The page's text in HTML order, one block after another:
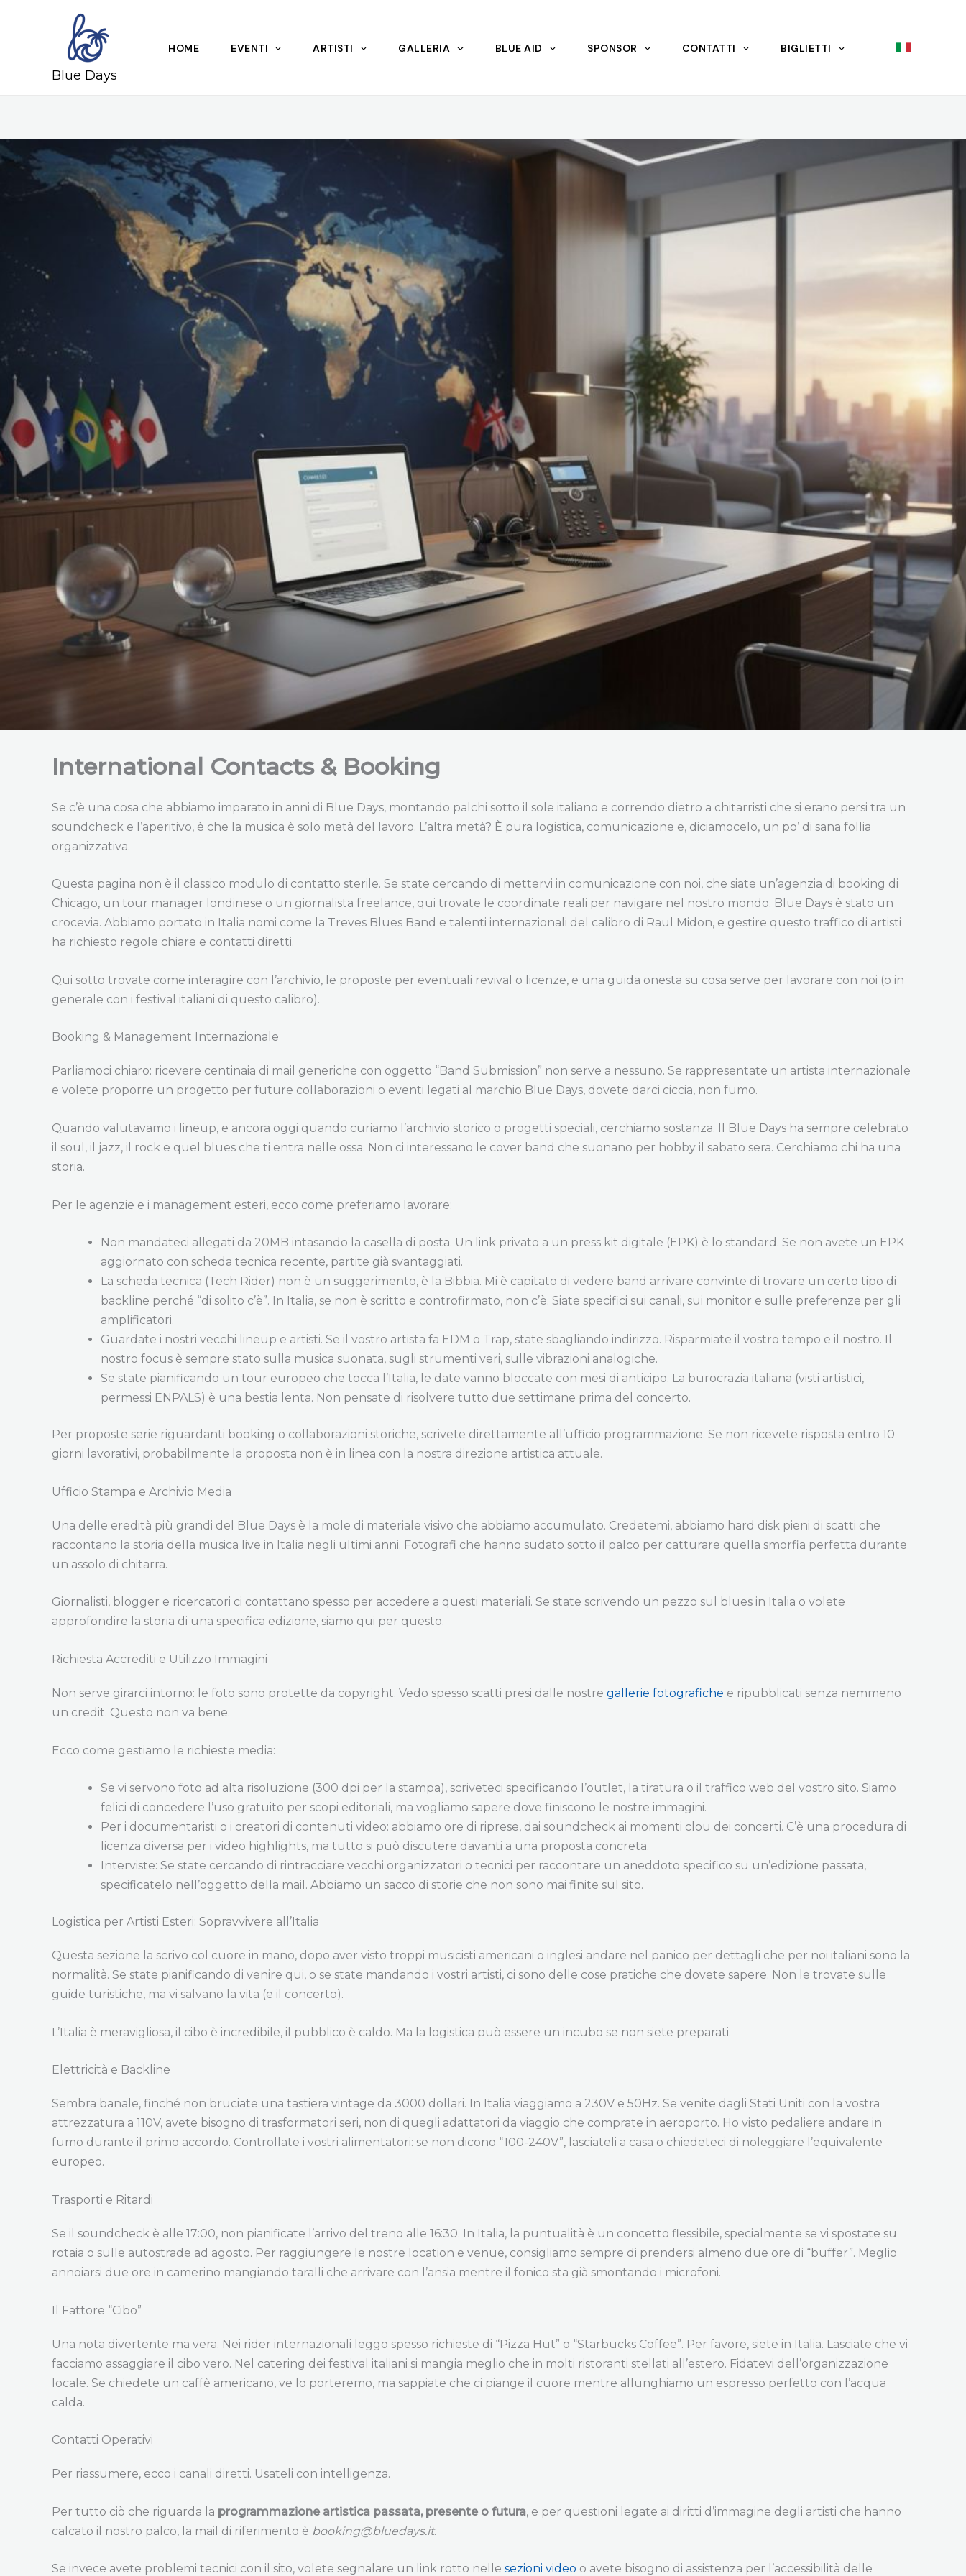
Blue Days
HOME EVENTI ARTISTI GALLERIA BLUE AID SPONSOR CONTATTI BIGLIETTI
International Contacts & Booking
Se c’è una cosa che abbiamo imparato in anni di Blue Days, montando palchi sotto il sole italiano e correndo dietro a chitarristi che si erano persi tra un
soundcheck e l’aperitivo, è che la musica è solo metà del lavoro. L’altra metà? È pura logistica, comunicazione e, diciamocelo, un po’ di sana follia
organizzativa.
Questa pagina non è il classico modulo di contatto sterile. Se state cercando di mettervi in comunicazione con noi, che siate un’agenzia di booking di
Chicago, un tour manager londinese o un giornalista freelance, qui trovate le coordinate reali per navigare nel nostro mondo. Blue Days è stato un
crocevia. Abbiamo portato in Italia nomi come la Treves Blues Band e talenti internazionali del calibro di Raul Midon, e gestire questo traffico di artisti
ha richiesto regole chiare e contatti diretti.
Qui sotto trovate come interagire con l’archivio, le proposte per eventuali revival o licenze, e una guida onesta su cosa serve per lavorare con noi (o in
generale con i festival italiani di questo calibro).
Booking & Management Internazionale
Parliamoci chiaro: ricevere centinaia di mail generiche con oggetto “Band Submission” non serve a nessuno. Se rappresentate un artista internazionale
e volete proporre un progetto per future collaborazioni o eventi legati al marchio Blue Days, dovete darci ciccia, non fumo.
Quando valutavamo i lineup, e ancora oggi quando curiamo l’archivio storico o progetti speciali, cerchiamo sostanza. Il Blue Days ha sempre celebrato
il soul, il jazz, il rock e quel blues che ti entra nelle ossa. Non ci interessano le cover band che suonano per hobby il sabato sera. Cerchiamo chi ha una
storia.
Per le agenzie e i management esteri, ecco come preferiamo lavorare:
Non mandateci allegati da 20MB intasando la casella di posta. Un link privato a un press kit digitale (EPK) è lo standard. Se non avete un EPK
aggiornato con scheda tecnica recente, partite già svantaggiati.
La scheda tecnica (Tech Rider) non è un suggerimento, è la Bibbia. Mi è capitato di vedere band arrivare convinte di trovare un certo tipo di
backline perché “di solito c’è”. In Italia, se non è scritto e controfirmato, non c’è. Siate specifici sui canali, sui monitor e sulle preferenze per gli
amplificatori.
Guardate i nostri vecchi lineup e artisti. Se il vostro artista fa EDM o Trap, state sbagliando indirizzo. Risparmiate il vostro tempo e il nostro. Il
nostro focus è sempre stato sulla musica suonata, sugli strumenti veri, sulle vibrazioni analogiche.
Se state pianificando un tour europeo che tocca l’Italia, le date vanno bloccate con mesi di anticipo. La burocrazia italiana (visti artistici,
permessi ENPALS) è una bestia lenta. Non pensate di risolvere tutto due settimane prima del concerto.
Per proposte serie riguardanti booking o collaborazioni storiche, scrivete direttamente all’ufficio programmazione. Se non ricevete risposta entro 10
giorni lavorativi, probabilmente la proposta non è in linea con la nostra direzione artistica attuale.
Ufficio Stampa e Archivio Media
Una delle eredità più grandi del Blue Days è la mole di materiale visivo che abbiamo accumulato. Credetemi, abbiamo hard disk pieni di scatti che
raccontano la storia della musica live in Italia negli ultimi anni. Fotografi che hanno sudato sotto il palco per catturare quella smorfia perfetta durante
un assolo di chitarra.
Giornalisti, blogger e ricercatori ci contattano spesso per accedere a questi materiali. Se state scrivendo un pezzo sul blues in Italia o volete
approfondire la storia di una specifica edizione, siamo qui per questo.
Richiesta Accrediti e Utilizzo Immagini
Non serve girarci intorno: le foto sono protette da copyright. Vedo spesso scatti presi dalle nostre gallerie fotografiche e ripubblicati senza nemmeno
un credit. Questo non va bene.
Ecco come gestiamo le richieste media:
Se vi servono foto ad alta risoluzione (300 dpi per la stampa), scriveteci specificando l’outlet, la tiratura o il traffico web del vostro sito. Siamo
felici di concedere l’uso gratuito per scopi editoriali, ma vogliamo sapere dove finiscono le nostre immagini.
Per i documentaristi o i creatori di contenuti video: abbiamo ore di riprese, dai soundcheck ai momenti clou dei concerti. C’è una procedura di
licenza diversa per i video highlights, ma tutto si può discutere davanti a una proposta concreta.
Interviste: Se state cercando di rintracciare vecchi organizzatori o tecnici per raccontare un aneddoto specifico su un’edizione passata,
specificatelo nell’oggetto della mail. Abbiamo un sacco di storie che non sono mai finite sul sito.
Logistica per Artisti Esteri: Sopravvivere all’Italia
Questa sezione la scrivo col cuore in mano, dopo aver visto troppi musicisti americani o inglesi andare nel panico per dettagli che per noi italiani sono la
normalità. Se state pianificando di venire qui, o se state mandando i vostri artisti, ci sono delle cose pratiche che dovete sapere. Non le trovate sulle
guide turistiche, ma vi salvano la vita (e il concerto).
L’Italia è meravigliosa, il cibo è incredibile, il pubblico è caldo. Ma la logistica può essere un incubo se non siete preparati.
Elettricità e Backline
Sembra banale, finché non bruciate una tastiera vintage da 3000 dollari. In Italia viaggiamo a 230V e 50Hz. Se venite dagli Stati Uniti con la vostra
attrezzatura a 110V, avete bisogno di trasformatori seri, non di quegli adattatori da viaggio che comprate in aeroporto. Ho visto pedaliere andare in
fumo durante il primo accordo. Controllate i vostri alimentatori: se non dicono “100-240V”, lasciateli a casa o chiedeteci di noleggiare l’equivalente
europeo.
Trasporti e Ritardi
Se il soundcheck è alle 17:00, non pianificate l’arrivo del treno alle 16:30. In Italia, la puntualità è un concetto flessibile, specialmente se vi spostate su
rotaia o sulle autostrade ad agosto. Per raggiungere le nostre location e venue, consigliamo sempre di prendersi almeno due ore di “buffer”. Meglio
annoiarsi due ore in camerino mangiando taralli che arrivare con l’ansia mentre il fonico sta già smontando i microfoni.
Il Fattore “Cibo”
Una nota divertente ma vera. Nei rider internazionali leggo spesso richieste di “Pizza Hut” o “Starbucks Coffee”. Per favore, siete in Italia. Lasciate che vi
facciamo assaggiare il cibo vero. Nel catering dei festival italiani si mangia meglio che in molti ristoranti stellati all’estero. Fidatevi dell’organizzazione
locale. Se chiedete un caffè americano, ve lo porteremo, ma sappiate che ci piange il cuore mentre allunghiamo un espresso perfetto con l’acqua
calda.
Contatti Operativi
Per riassumere, ecco i canali diretti. Usateli con intelligenza.
Per tutto ciò che riguarda la programmazione artistica passata, presente o futura, e per questioni legate ai diritti d’immagine degli artisti che hanno
calcato il nostro palco, la mail di riferimento è booking@bluedays.it.
Se invece avete problemi tecnici con il sito, volete segnalare un link rotto nelle sezioni video o avete bisogno di assistenza per l’accessibilità delle